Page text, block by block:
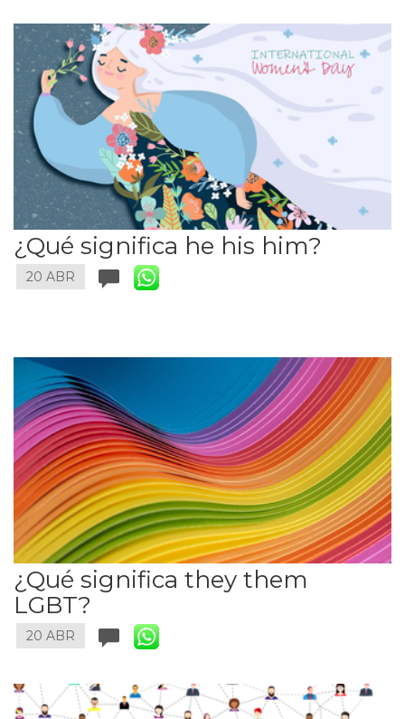
¿Qué significa he his him?
20 ABR
¿Qué significa they them
LGBT?
20 ABR